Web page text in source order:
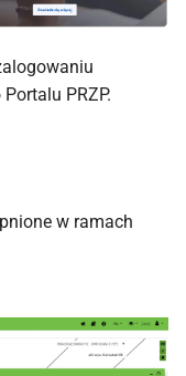
PRZP.
w ramach